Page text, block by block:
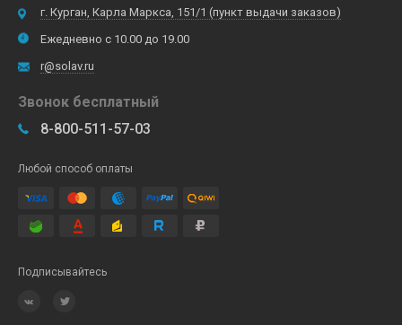
г. Курган, Карла Маркса, 151/1 (пункт выдачи заказов)
Ежедневно с 10.00 до 19.00
r@solav.ru
Звонок бесплатный
8-800-511-57-03
Любой способ оплаты
Подписывайтесь